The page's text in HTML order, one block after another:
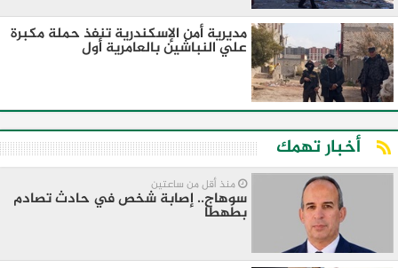
مديرية أمن الإسكندرية تنفذ حملة مكبرة
علي النباشين بالعامرية أول
أخبار تهمك
منذ أقل من ساعتين
سوهاج.. إصابة شخص في حادث تصادم
بطهطا